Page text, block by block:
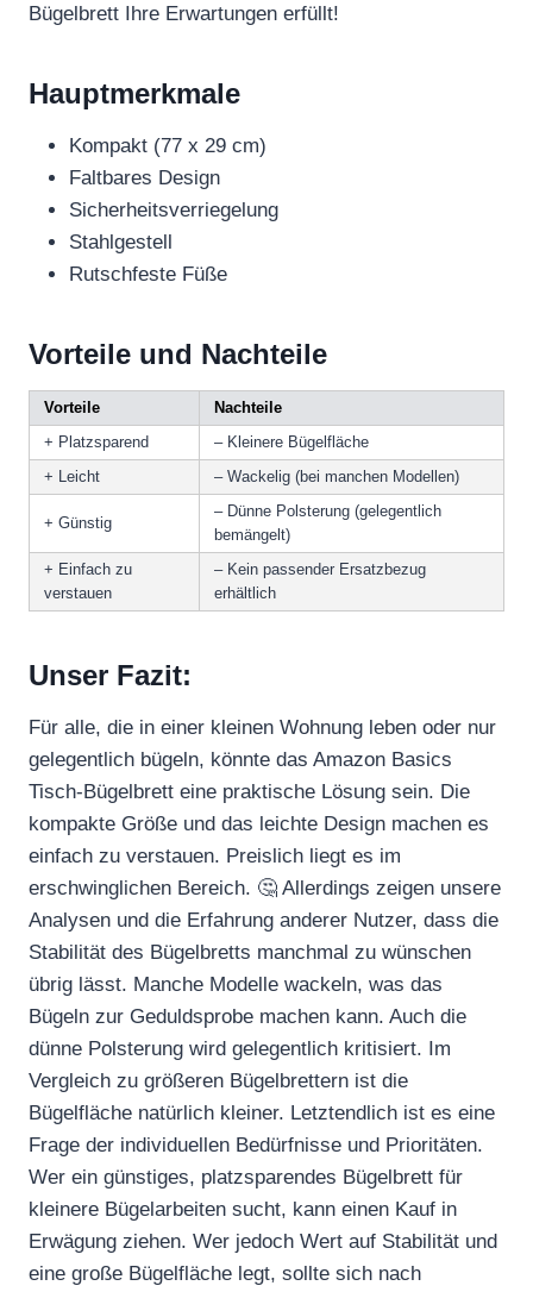
Bügelbrett Ihre Erwartungen erfüllt!
Hauptmerkmale
Kompakt (77 x 29 cm)
Faltbares Design
Sicherheitsverriegelung
Stahlgestell
Rutschfeste Füße
Vorteile und Nachteile
Vorteile
Nachteile
+ Platzsparend
– Kleinere Bügelfläche
+ Leicht
– Wackelig (bei manchen Modellen)
+ Günstig
– Dünne Polsterung (gelegentlich
bemängelt)
+ Einfach zu
verstauen
– Kein passender Ersatzbezug
erhältlich
Unser Fazit:
Für alle, die in einer kleinen Wohnung leben oder nur
gelegentlich bügeln, könnte das Amazon Basics
Tisch-Bügelbrett eine praktische Lösung sein. Die
kompakte Größe und das leichte Design machen es
einfach zu verstauen. Preislich liegt es im
erschwinglichen Bereich. 🤔 Allerdings zeigen unsere
Analysen und die Erfahrung anderer Nutzer, dass die
Stabilität des Bügelbretts manchmal zu wünschen
übrig lässt. Manche Modelle wackeln, was das
Bügeln zur Geduldsprobe machen kann. Auch die
dünne Polsterung wird gelegentlich kritisiert. Im
Vergleich zu größeren Bügelbrettern ist die
Bügelfläche natürlich kleiner. Letztendlich ist es eine
Frage der individuellen Bedürfnisse und Prioritäten.
Wer ein günstiges, platzsparendes Bügelbrett für
kleinere Bügelarbeiten sucht, kann einen Kauf in
Erwägung ziehen. Wer jedoch Wert auf Stabilität und
eine große Bügelfläche legt, sollte sich nach